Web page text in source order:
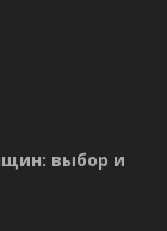
выбор и